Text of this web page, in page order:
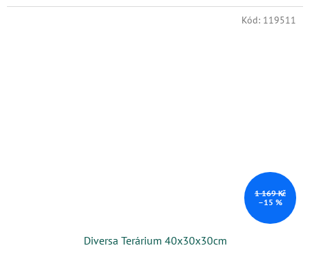
1 169 Kč
–15 %
Diversa Terárium 40x30x30cm
Kód: 119511